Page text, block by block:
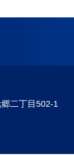
二丁目502-1